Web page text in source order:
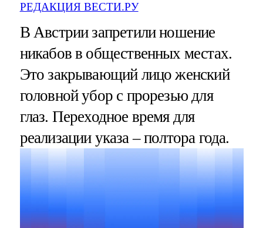
РЕДАКЦИЯ ВЕСТИ.РУ
В Австрии запретили ношение
никабов в общественных местах.
Это закрывающий лицо женский
головной убор с прорезью для
глаз. Переходное время для
реализации указа – полтора года.